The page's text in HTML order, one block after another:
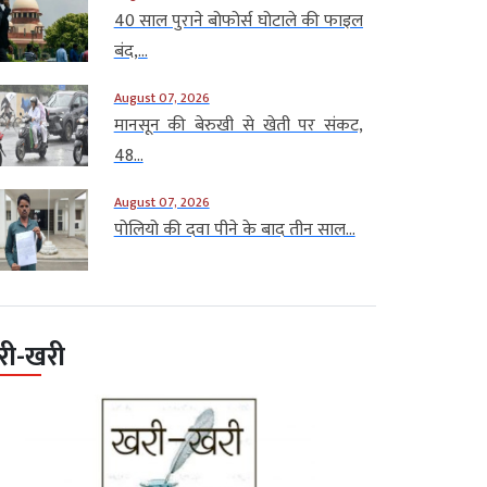
40 साल पुराने बोफोर्स घोटाले की फाइल
बंद,...
August 07, 2026
मानसून की बेरुखी से खेती पर संकट,
48...
August 07, 2026
पोलियो की दवा पीने के बाद तीन साल...
खरी